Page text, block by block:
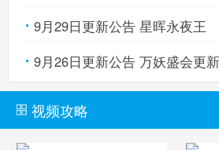
9月29日更新公告 星晖永夜王
9月26日更新公告 万妖盛会更新
视频攻略